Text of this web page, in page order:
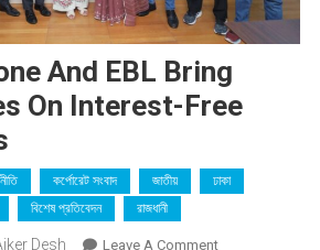
And EBL Bring
On Interest-Free
কর্পোরেট সংবাদ জাতীয়
ঢাকা
বিশেষ প্রতিবেদন রাজধানী
Desh Leave A CommentOn